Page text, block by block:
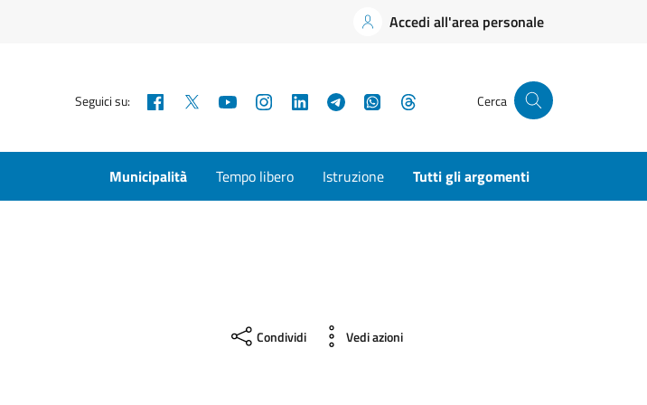
Accedi all'area personale
Seguici su: Facebook YouTubeInstagramLinkedInTelegramWhatsApp Cerca
Municipalità Tempo libero Istruzione Tutti gli argomenti
Condividi Vedi azioni